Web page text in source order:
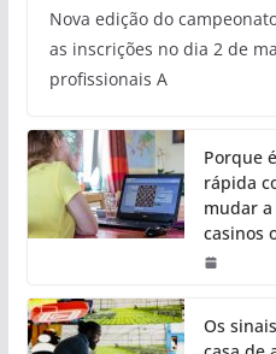
Nova edição do
as inscrições no dia 2 de
profissionais A
Porque
rápida
mudar
casinos
Os